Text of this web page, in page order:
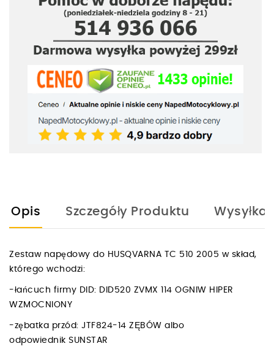
Opis Szczegóły Produktu Wysyłka
Zestaw napędowy do HUSQVARNA TC 510 2005 w skład,
którego wchodzi:
-łańcuch firmy DID: DID520 ZVMX 114 OGNIW HIPER
WZMOCNIONY
-zębatka przód: JTF824-14 ZĘBÓW albo
odpowiednik SUNSTAR